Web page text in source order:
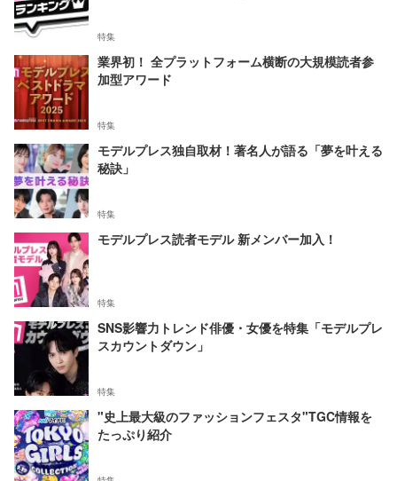
特集
業界初！ 全プラットフォーム横断の大規模読者参
加型アワード
特集
モデルプレス独自取材！著名人が語る「夢を叶える
秘訣」
特集
モデルプレス読者モデル 新メンバー加入！
特集
SNS影響力トレンド俳優・女優を特集「モデルプレ
スカウントダウン」
特集
"史上最大級のファッションフェスタ"TGC情報を
たっぷり紹介